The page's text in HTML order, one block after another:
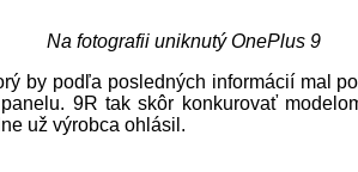
Na fotografii uniknutý OnePlus 9
by podľa posledných informácií mal
9R tak skôr konkurovať
už výrobca ohlásil.